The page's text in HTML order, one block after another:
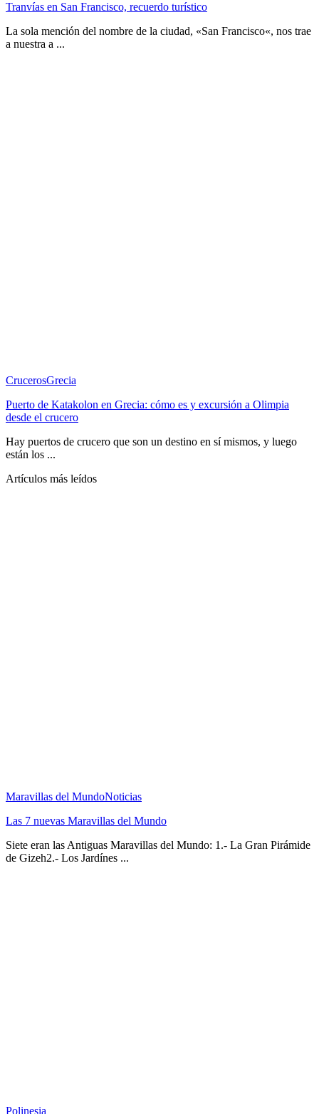
Tranvías en San Francisco, recuerdo turístico
La sola mención del nombre de la ciudad, «San Francisco«, nos trae
a nuestra a ...
CrucerosGrecia
Puerto de Katakolon en Grecia: cómo es y excursión a Olimpia
desde el crucero
Hay puertos de crucero que son un destino en sí mismos, y luego
están los ...
Artículos más leídos
Maravillas del MundoNoticias
Las 7 nuevas Maravillas del Mundo
Siete eran las Antiguas Maravillas del Mundo: 1.- La Gran Pirámide
de Gizeh2.- Los Jardínes ...
Polinesia